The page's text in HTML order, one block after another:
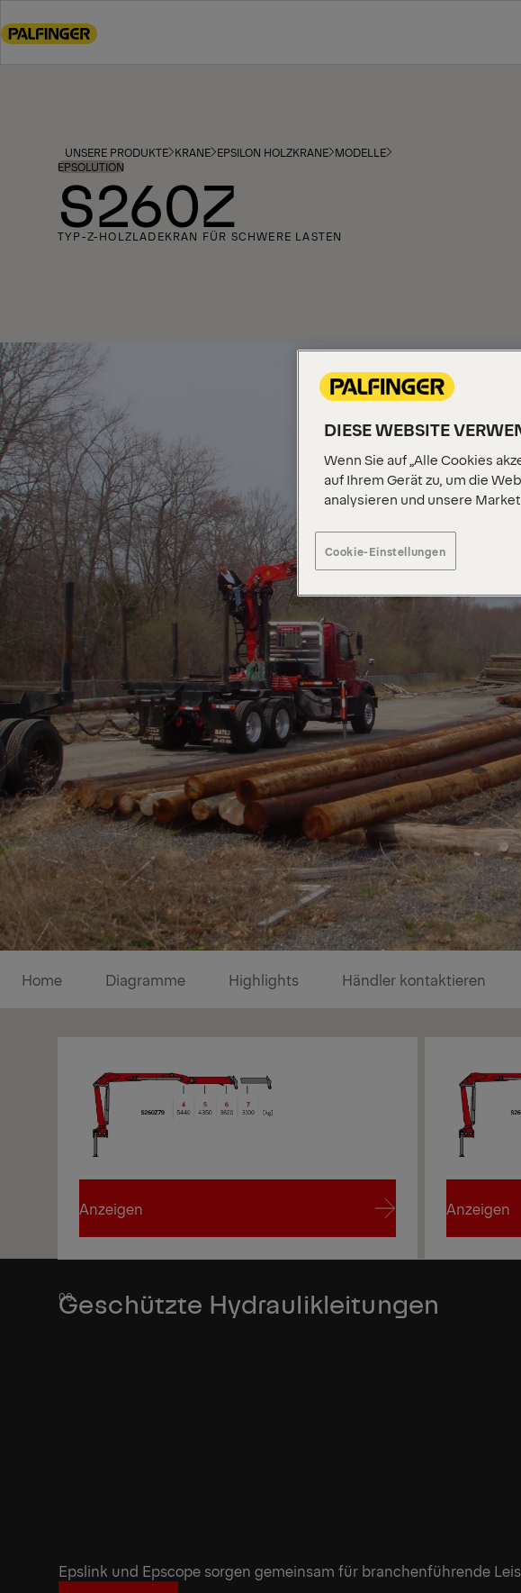
to
UNSERE PRODUKTE KRANE EPSILON HOLZKRANE MODELLE
EPSOLUTION
S260Z
TYP-Z-HOLZLADEKRAN FÜR SCHWERE LASTEN
Home Diagramme Highlights Händler kontaktieren
Diagramme
Anzeigen
Anzeigen
Anzeigen
Anzeigen
Geschützte Hydraulikleitungen
Epslink und Epscope sorgen gemeinsam für branchenführende
DIESE WEBSITE
Wenn Sie auf „Alle Cookies
auf Ihrem Gerät zu, um die
analysieren und unsere
Cookie-Einstellungen